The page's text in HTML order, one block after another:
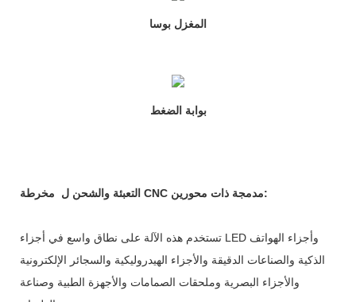
المغزل بوسا
بوابة الضغط
التعبئة والشحن ل مخرطة CNC مدمجة ذات محورين:
تستخدم هذه الآلة على نطاق واسع في أجزاء LED وأجزاء الهواتف
الذكية والصناعات الدقيقة والأجزاء الهيدروليكية والسجائر الإلكترونية
والأجزاء البصرية وملحقات الصمامات والأجهزة الطبية وصناعة